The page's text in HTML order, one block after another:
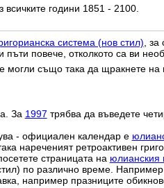
години 1851 - 2100.
система (нов стил), за
повече, отколкото са ви
могли също така да щракнете на
За 1997 трябва да въведете
- официален календар е
нареченият ретроактивен
страницата на юлианския
по различно време.
например празниците